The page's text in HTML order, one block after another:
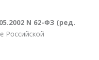
N 62-ФЗ (ред.
Российской